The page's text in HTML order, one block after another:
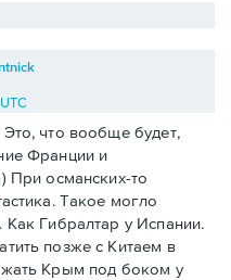
что вообще будет,
Франции и
При османских-то
Такое могло
Как Гибралтар у Испании.
позже с Китаем в
Крым под боком у